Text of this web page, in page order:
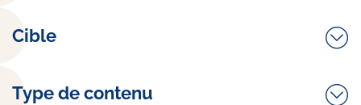
Cible
Type de contenu